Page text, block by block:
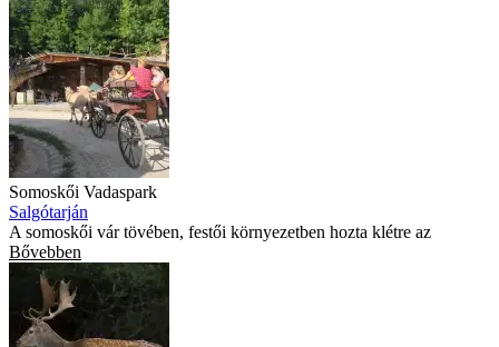
Somoskői Vadaspark
Salgótarján
A somoskői vár tövében, festői környezetben hozta klétre az
Bővebben